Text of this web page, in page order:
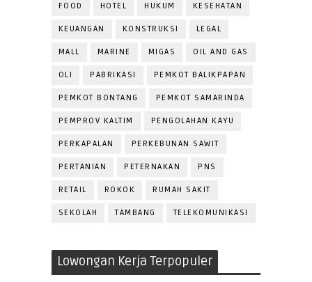
FOOD HOTEL HUKUM KESEHATAN
KEUANGAN KONSTRUKSI LEGAL
MALL MARINE MIGAS OIL AND GAS
OLI PABRIKASI PEMKOT BALIKPAPAN
PEMKOT BONTANG PEMKOT SAMARINDA
PEMPROV KALTIM PENGOLAHAN KAYU
PERKAPALAN PERKEBUNAN SAWIT
PERTANIAN PETERNAKAN PNS
RETAIL ROKOK RUMAH SAKIT
SEKOLAH TAMBANG TELEKOMUNIKASI
Lowongan Kerja Terpopuler